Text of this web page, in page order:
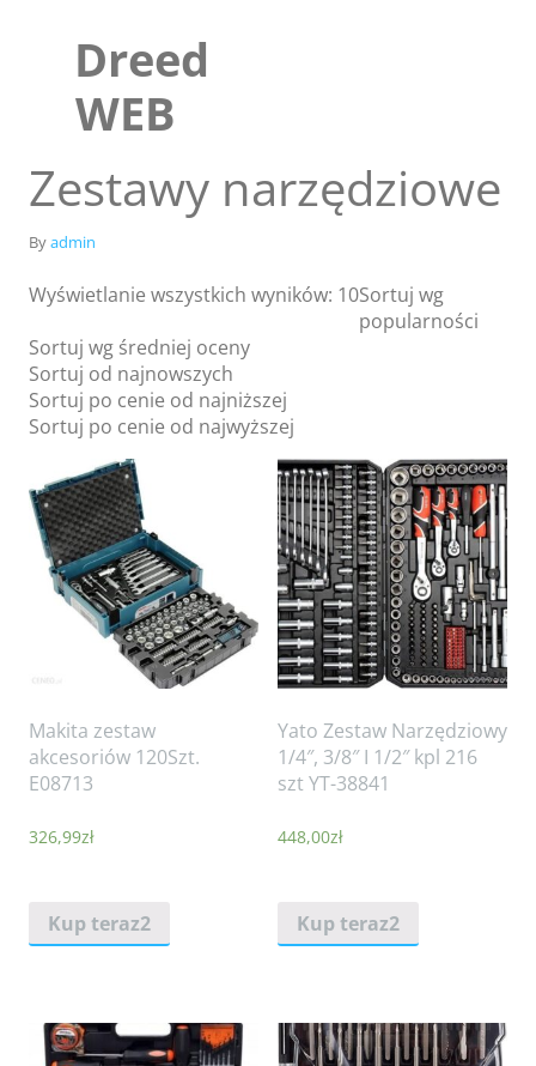
Dreed
WEB
Sklep
Zestawy narzędziowe
Byadmin
Wyświetlanie wszystkich wyników: 10Sortuj wg
popularności
Sortuj wg średniej oceny
Sortuj od najnowszych
Sortuj po cenie od najniższej
Sortuj po cenie od najwyższej
Makita zestaw
akcesoriów 120Szt.
E08713
326,99zł
Kup teraz2
Yato Zestaw Narzędziowy
1/4″, 3/8″ I 1/2″ kpl 216
szt YT-38841
448,00zł
Kup teraz2